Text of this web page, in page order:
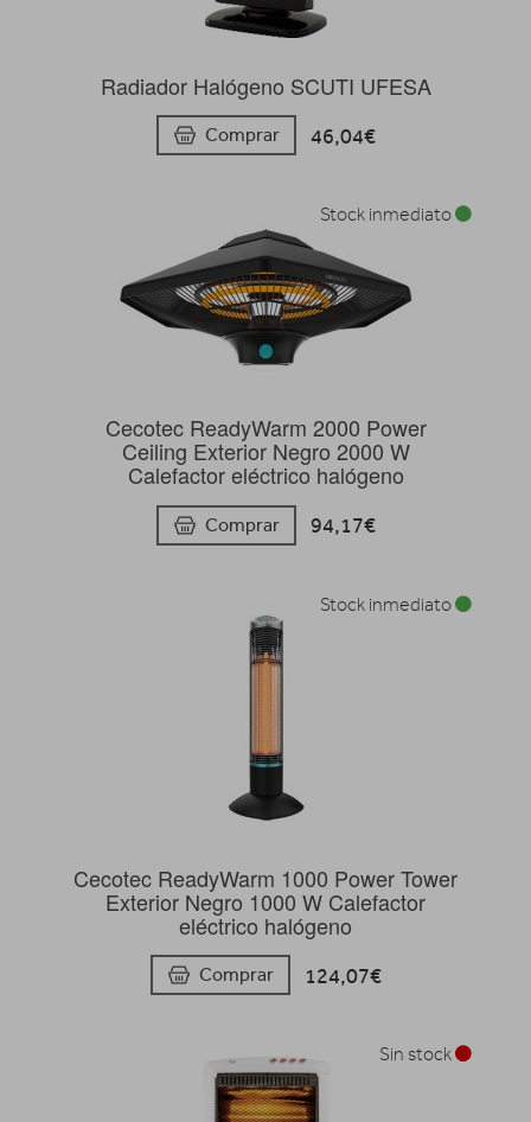
Radiador Halógeno SCUTI UFESA
Comprar 46,04€
Cecotec ReadyWarm 2000 Power
Ceiling Exterior Negro 2000 W
Calefactor eléctrico halógeno
Comprar 94,17€
Stock inmediato
Cecotec ReadyWarm 1000 Power Tower
Exterior Negro 1000 W Calefactor
eléctrico halógeno
Comprar 124,07€
Stock inmediato
Sin stock